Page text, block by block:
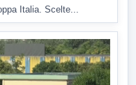
Italia. Scelte...